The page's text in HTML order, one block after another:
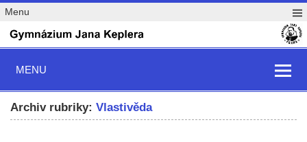
Menu
MENU
Archiv rubriky:Vlastivěda